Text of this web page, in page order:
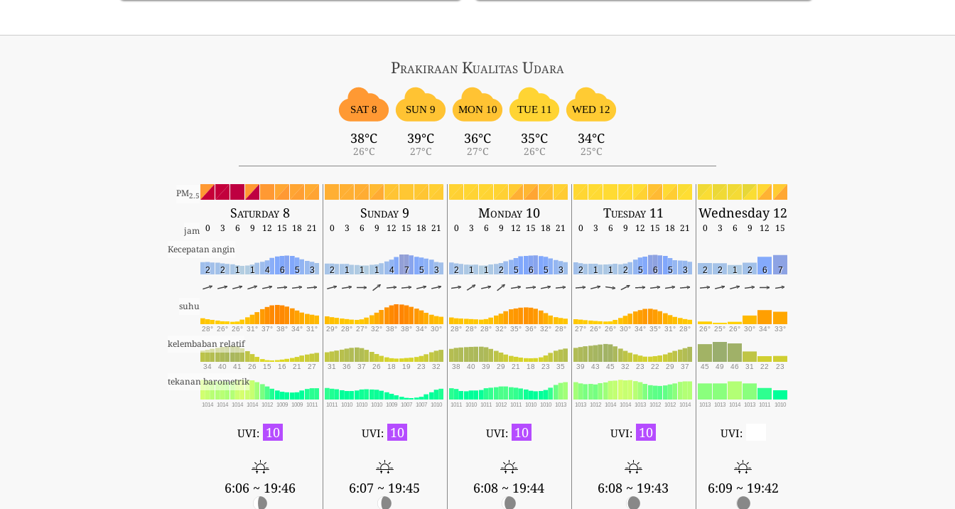
Prakiraan Kualitas Udara
SAT 8
38°C
26°C
SUN 9
39°C
27°C
MON 10
36°C
27°C
TUE 11
35°C
26°C
WED 12
34°C
25°C
PM2.5
Saturday 8 Sunday 9 Monday 10 Tuesday 11 Wednesday 12
jam 0 3 6 9 12 15 18 21 0 3 6 9 12 15 18 21 0 3 6 9 12 15 18 21 0 3 6 9 12 15 18 21 0 3 6 9 12 15
Kecepatan angin
2 2 1 1 4 6 5 3 2 1 1 1 4 7 5 3 2 1 1 2 5 6 5 3 2 1 1 2 5 6 5 3 2 2 1 2 6 7
suhu
28° 26° 26° 31° 37° 38° 34° 31° 29° 28° 27° 32° 38° 38° 34° 30° 28° 28° 28° 32° 35° 36° 32° 28° 27° 26° 26° 30° 34° 35° 31° 28° 26° 25° 26° 30° 34° 33°
kelembaban relatif
34 40 41 26 15 16 21 27 31 36 37 26 18 19 23 32 38 40 39 29 21 18 23 35 39 43 45 32 23 22 29 37 45 49 46 31 22 23
tekanan barometrik
1014 1014 1014 1014 1012 1009 1009 1011 1011 1010 1010 1010 1009 1007 1007 1010 1011 1010 1011 1012 1011 1010 1010 1013 1013 1012 1014 1014 1013 1012 1012 1014 1013 1013 1014 1013 1011 1010
UVI: 10
6:06 ~ 19:46
UVI: 10
6:07 ~ 19:45
UVI: 10
6:08 ~ 19:44
UVI: 10
6:08 ~ 19:43
UVI:
6:09 ~ 19:42